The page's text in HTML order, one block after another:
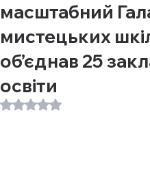
масштабний
мистецьких
об’єднав 25
освіти
Оцінка: NaN з 5 зірок.